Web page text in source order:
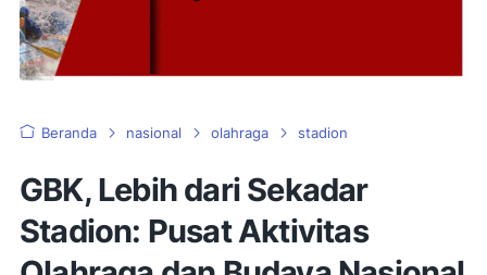
Beranda nasional olahraga stadion
GBK, Lebih dari Sekadar
Stadion: Pusat Aktivitas